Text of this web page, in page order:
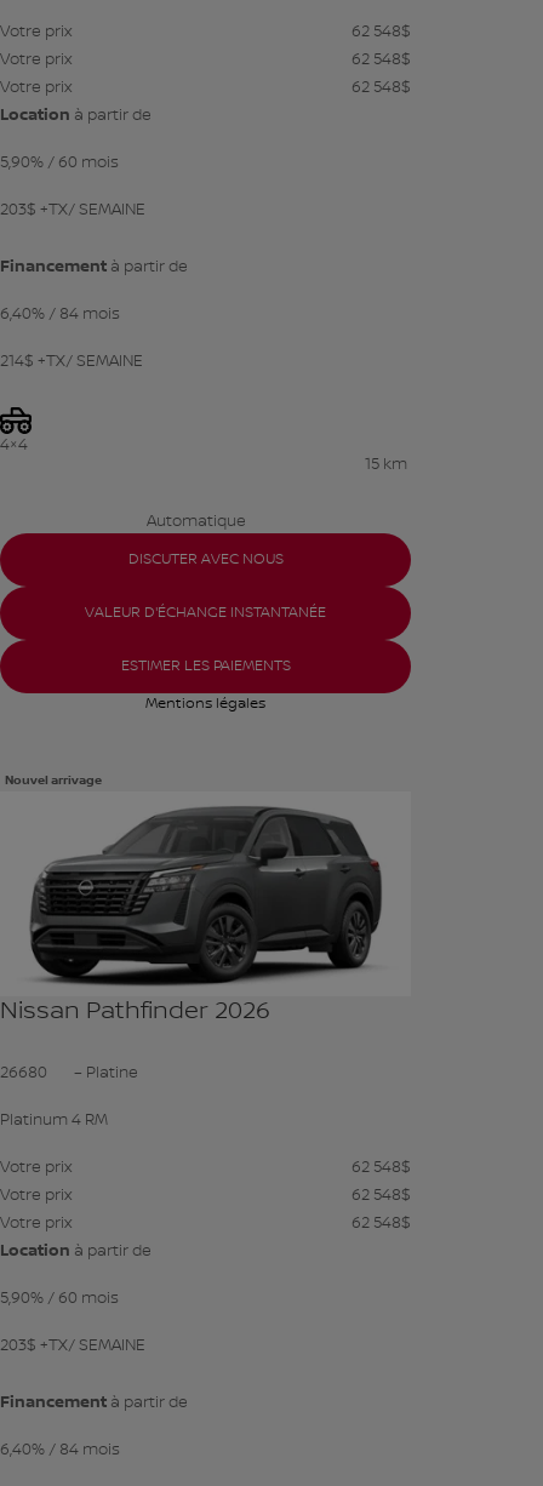
Votre prix 62 548$
Votre prix
62 548$
Votre prix
62 548$
Location à partir de
5,90% / 60 mois
203$ +TX/ SEMAINE
Financement à partir de
6,40% / 84 mois
214$ +TX/ SEMAINE
4×4
Automatique
15 km
DISCUTER AVEC NOUS
VALEUR D'ÉCHANGE INSTANTANÉE
ESTIMER LES PAIEMENTS
Mentions légales
Nouvel arrivage
VOIR PLUS
Nissan Pathfinder 2026
26680 – Platine
Platinum 4 RM
Votre prix 62 548$
Votre prix
62 548$
Votre prix
62 548$
Location à partir de
5,90%/ 60 mois
203$ +TX/ SEMAINE
Financement à partir de
6,40%/ 84 mois